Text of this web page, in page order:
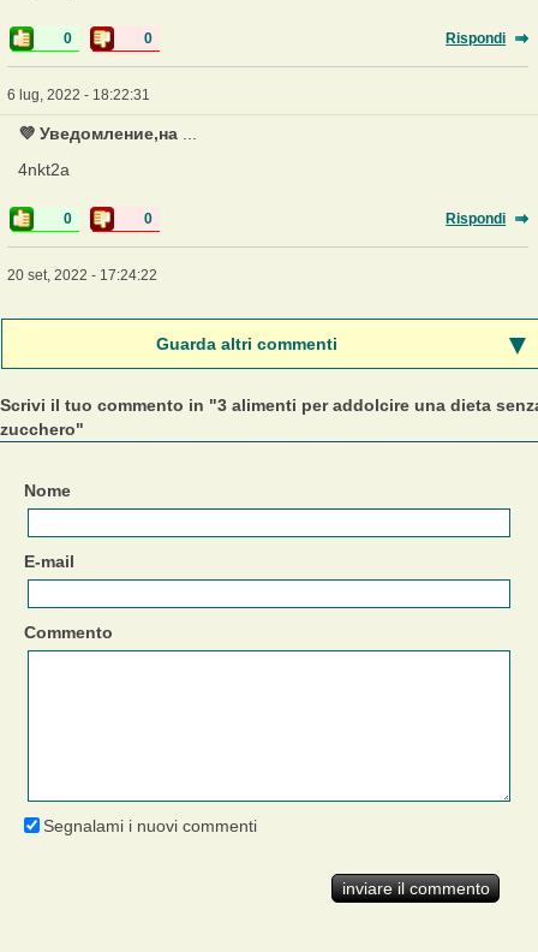
0 0 Rispondi
6 lug, 2022 - 18:22:31
💜 Уведомление,нa
4nkt2a
0 0 Rispondi
20 set, 2022 - 17:24:22
Guarda altri commenti
Scrivi il tuo commento in "3 alimenti per addolcire una dieta
zucchero"
Nome
E-mail
Commento
Segnalami i nuovi commenti